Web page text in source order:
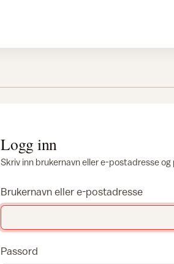
Logg inn
Skriv inn brukernavn eller e-postadresse
Brukernavn eller e-postadresse
Passord